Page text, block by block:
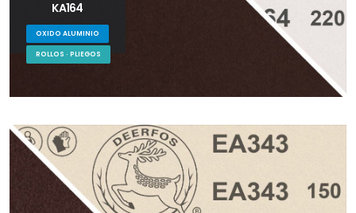
KA164
OXIDO ALUMINIO
ROLLOS · PLIEGOS